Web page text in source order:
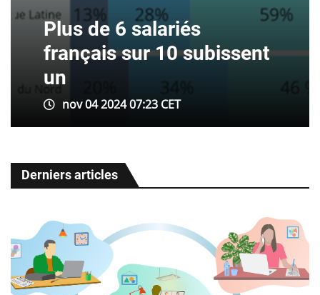
Plus de 6 salariés
français sur 10 subissent
un
nov 04 2024 07:23 CET
Derniers articles